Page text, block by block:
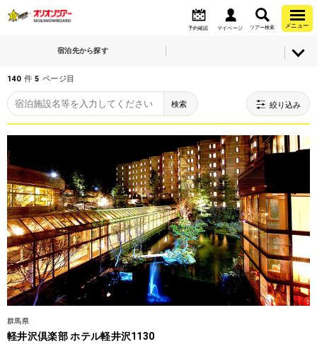
予約確認 マイページ ツアー検索 メニュー
宿泊先から探す
140 件 5 ページ目
検索 絞り込み
群馬県
軽井沢倶楽部 ホテル軽井沢1130